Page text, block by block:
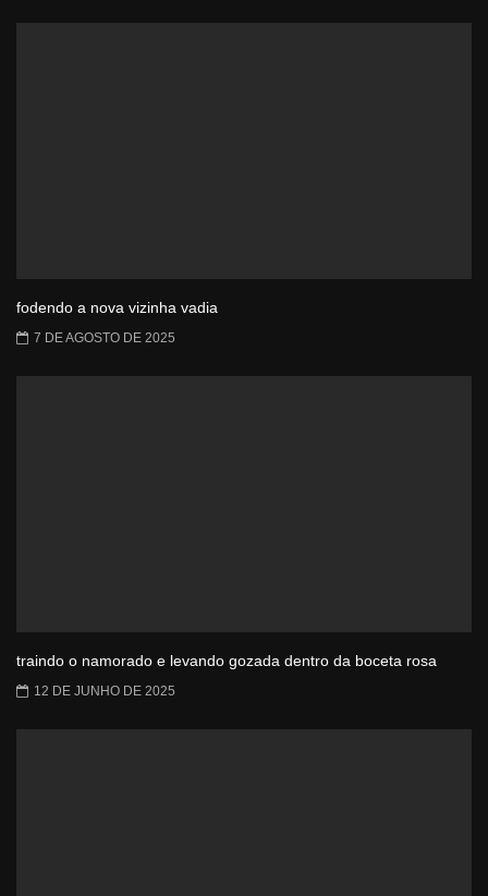
fodendo a nova vizinha vadia
7 DE AGOSTO DE 2025
traindo o namorado e levando gozada dentro da boceta rosa
12 DE JUNHO DE 2025